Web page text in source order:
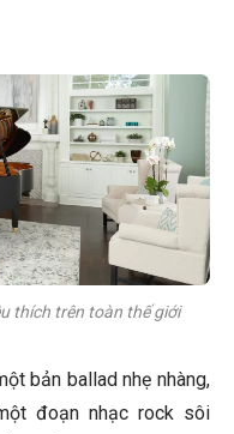
thích trên toàn thế giới
bản ballad nhẹ nhàng,
đoạn nhạc rock sôi